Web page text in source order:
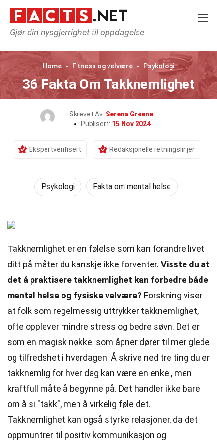
Gjør din nysgjerrighet til oppdagelse
Home Fitness og velvære Psykologi
36 Fakta Om Takknemlighet
Skrevet Av: Serena Greene
Publisert: 15 Nov 2024
Ekspertverifisert Redaksjonelle retningslinjer
Psykologi Fakta om mental helse
Takknemlighet er en følelse som kan forandre livet
ditt på måter du kanskje ikke forventer. Visste du at
det å praktisere takknemlighet kan forbedre både
mental helse og fysiske velvære? Forskning viser
at folk som regelmessig uttrykker takknemlighet,
ofte opplever mindre stress og bedre søvn. Det er
som en magisk nøkkel som åpner dører til mer glede
og tilfredshet i hverdagen. Å skrive ned tre ting du er
takknemlig for hver dag kan være en enkel, men
kraftfull måte å begynne på. Det handler ikke bare
om å si "takk", men å virkelig føle det.
Takknemlighet kan også styrke relasjoner, da det
oppmuntrer til positiv kommunikasjon og